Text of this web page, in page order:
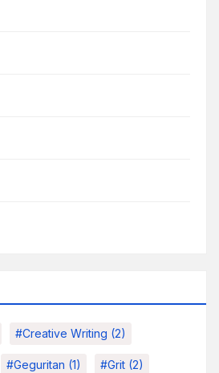
#Creative Writing (2)
#Geguritan (1) #grit (2)